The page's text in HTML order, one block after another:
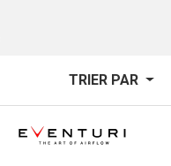
TRIER PAR